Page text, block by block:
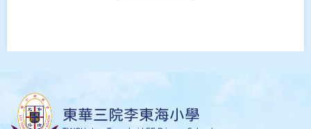
東華三院李東海小學